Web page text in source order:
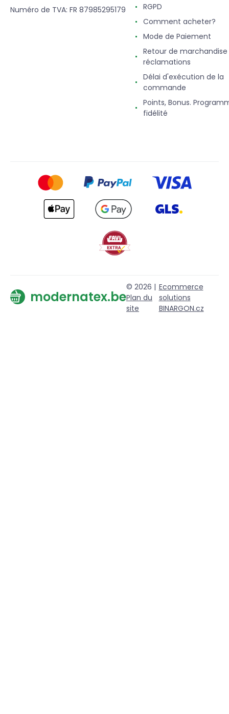
Numéro de TVA: FR 87985295179
RGPD
Comment acheter?
Mode de Paiement
Retour de
réclamations
Délai d'exécution de la
commande
Points, Bonus.
fidélité
modernatex.be
© 2026 |
Plan du
site
Ecommerce
solutions
BINARGON.cz